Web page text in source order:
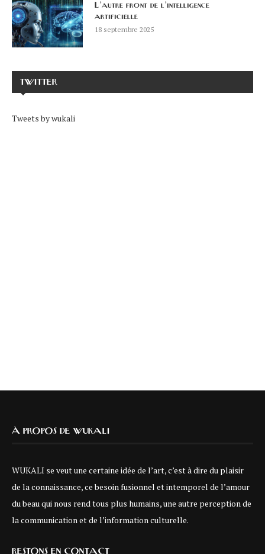
L’autre front de l’intelligence
artificielle
18 septembre 2025
TWITTER
Tweets by wukali
À PROPOS DE WUKALI
WUKALI se veut une certaine idée de l’art, c’est à dire du plaisir
de la connaissance, ce besoin fusionnel et intemporel de l’amour
du beau qui nous rend tous plus humains, une autre perception de
la communication et de l’information culturelle.
RESTONS EN CONTACT